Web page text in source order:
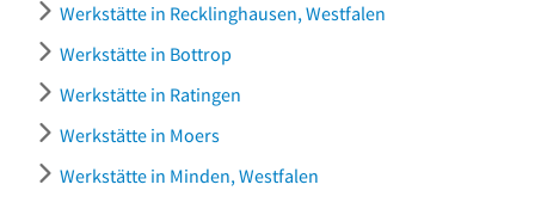
Werkstätte in Recklinghausen, Westfalen
Werkstätte in Bottrop
Werkstätte in Ratingen
Werkstätte in Moers
Werkstätte in Minden, Westfalen